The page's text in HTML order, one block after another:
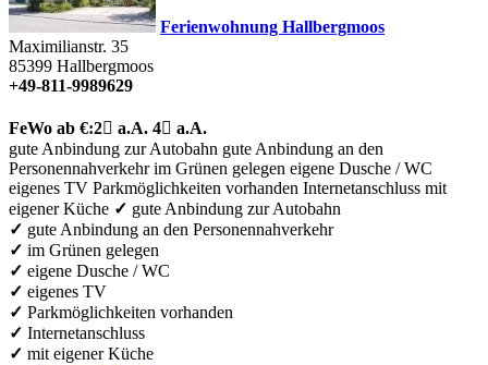
Ferienwohnung Hallbergmoos
Maximilianstr. 35
85399 Hallbergmoos
+49-811-9989629
FeWo ab €:2 a.A. 4 a.A.
gute Anbindung zur Autobahn gute Anbindung an den
Personennahverkehr im Grünen gelegen eigene Dusche / WC
eigenes TV Parkmöglichkeiten vorhanden Internetanschluss mit
eigener Küche ✓ gute Anbindung zur Autobahn
✓ gute Anbindung an den Personennahverkehr
✓ im Grünen gelegen
✓ eigene Dusche / WC
✓ eigenes TV
✓ Parkmöglichkeiten vorhanden
✓ Internetanschluss
✓ mit eigener Küche